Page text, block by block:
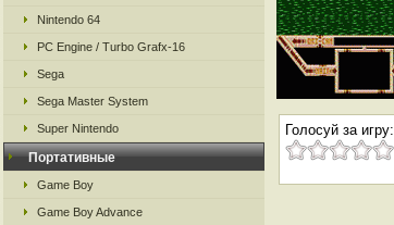
Nintendo 64
PC Engine / Turbo Grafx-16
Sega
Sega Master System
Super Nintendo
Портативные
Game Boy
Game Boy Advance
Голосуй за игру: